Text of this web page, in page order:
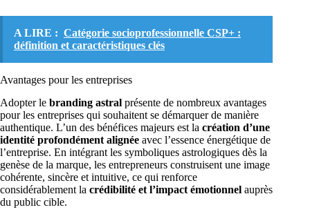
A LIRE : Catégorie socioprofessionnelle CSP+ :
définition et caractéristiques clés
Avantages pour les entreprises
Adopter le branding astral présente de nombreux avantages
pour les entreprises qui souhaitent se démarquer de manière
authentique. L’un des bénéfices majeurs est la création d’une
identité profondément alignée avec l’essence énergétique de
l’entreprise. En intégrant les symboliques astrologiques dès la
genèse de la marque, les entrepreneurs construisent une image
cohérente, sincère et intuitive, ce qui renforce
considérablement la crédibilité et l’impact émotionnel auprès
du public cible.